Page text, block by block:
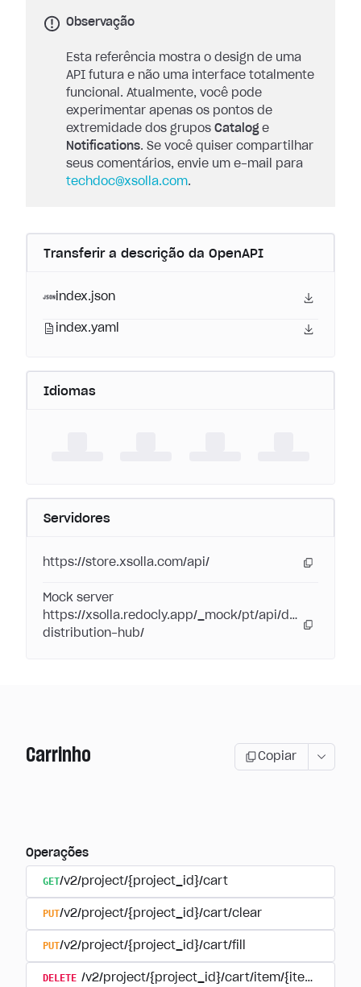
Observação
Esta referência mostra o design de uma
API futura e não uma interface totalmente
funcional. Atualmente, você pode
experimentar apenas os pontos de
extremidade dos grupos Catalog e
Notifications. Se você quiser compartilhar
seus comentários, envie um e-mail para
techdoc@xsolla.com.
Transferir a descrição da OpenAPI
index.json
index.yaml
Idiomas
Servidores
https://store.xsolla.com/api/
Mock server
https://xsolla.redocly.app/_mock/pt/api/digital-
distribution-hub/
Carrinho Copiar
Operações
GET/v2/project/{project_id}/cart
PUT/v2/project/{project_id}/cart/clear
PUT/v2/project/{project_id}/cart/fill
DELETE /v2/project/{project_id}/cart/item/{item_sku}